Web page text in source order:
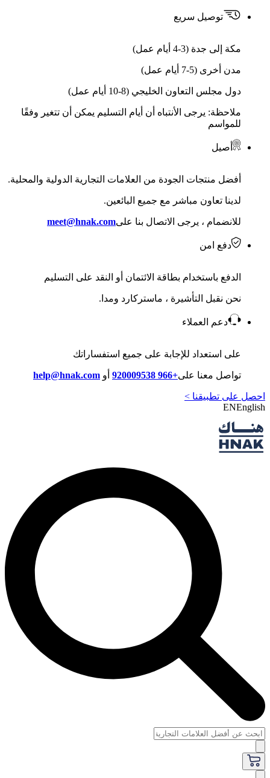
توصيل سريع
مكة إلى جدة (3-4 أيام عمل)
مدن أخرى (5-7 أيام عمل)
دول مجلس التعاون الخليجي (8-10 أيام عمل)
ملاحظة: يرجى الأنتباه أن أيام التسليم يمكن أن تتغير وفقًا
للمواسم
أصيل
أفضل منتجات الجودة من العلامات التجارية الدولية والمحلية.
لدينا تعاون مباشر مع جميع البائعين.
للانضمام ، يرجى الاتصال بنا علىmeet@hnak.com
دفع امن
الدفع باستخدام بطاقة الائتمان أو النقد على التسليم
نحن نقبل التأشيرة ، ماستركارد ومدا.
دعم العملاء
على استعداد للإجابة على جميع استفساراتك
تواصل معنا على+966 920009538 أو help@hnak.com
احصل على تطبيقنا >
ENEnglish